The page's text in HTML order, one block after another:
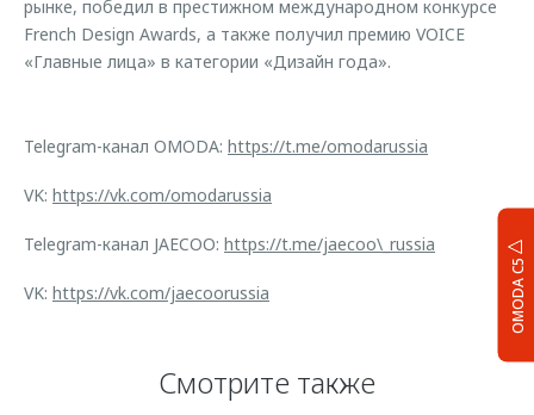
OMODA C5
рынке, победил в престижном международном конкурсе
French Design Awards, а также получил премию VOICE
«Главные лица» в категории «Дизайн года».
Telegram-канал OMODA: https://t.me/omodarussia
VK: https://vk.com/omodarussia
Telegram-канал JAECOO: https://t.me/jaecoo\_russia
VK: https://vk.com/jaecoorussia
Смотрите также